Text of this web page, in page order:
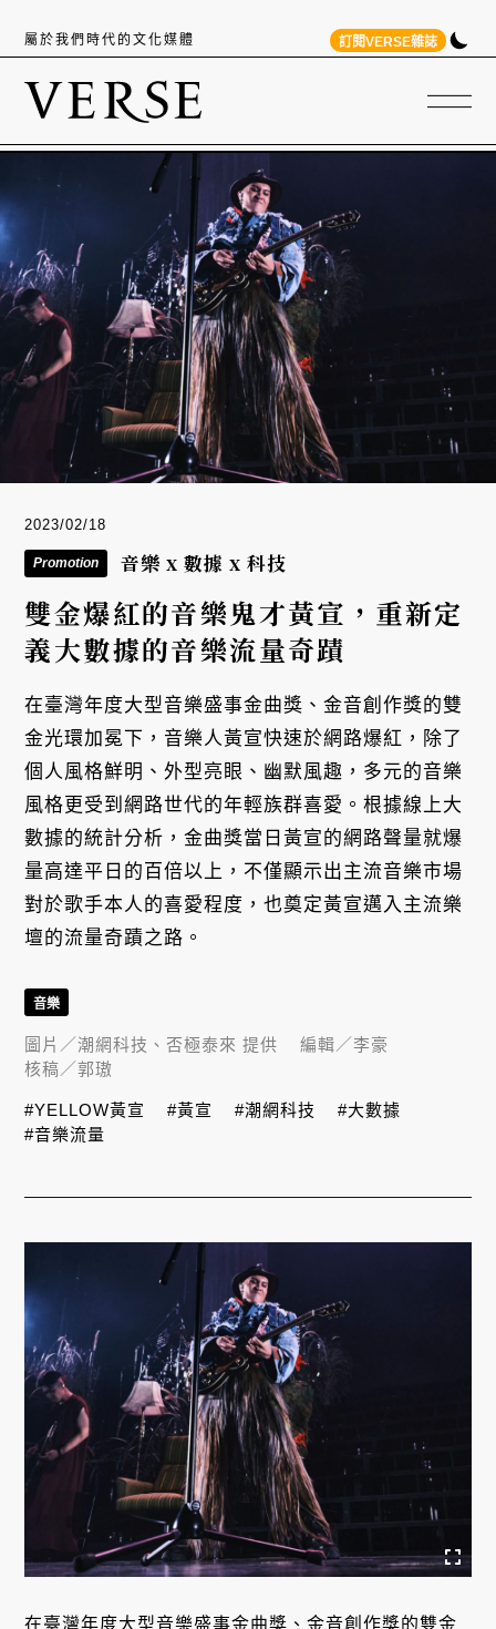
屬於我們時代的文化媒體 訂閱VERSE雜誌
2023/02/18
Promotion 音樂 x 數據 x 科技
雙金爆紅的音樂鬼才黃宣，重新定
義大數據的音樂流量奇蹟
在臺灣年度大型音樂盛事金曲獎、金音創作獎的雙
金光環加冕下，音樂人黃宣快速於網路爆紅，除了
個人風格鮮明、外型亮眼、幽默風趣，多元的音樂
風格更受到網路世代的年輕族群喜愛。根據線上大
數據的統計分析，金曲獎當日黃宣的網路聲量就爆
量高達平日的百倍以上，不僅顯示出主流音樂市場
對於歌手本人的喜愛程度，也奠定黃宣邁入主流樂
壇的流量奇蹟之路。
在臺灣年度大型音樂盛事金曲獎、金音創作獎的雙金
音樂
圖片／潮網科技、否極泰來 提供 編輯／李豪
核稿／郭璈
#YELLOW黃宣 #黃宣 #潮網科技
#大數據
#音樂流量